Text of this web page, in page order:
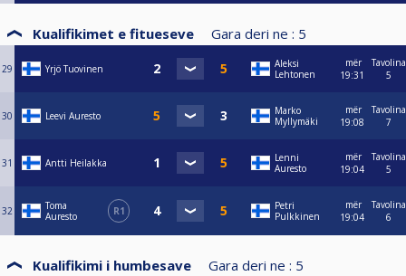
Kualifikimet e fitueseve Gara deri ne : 5
29 Yrjö Tuovinen
Aleksi
Lehtonen
mër
19:31
Tavolina
5
30 Leevi Auresto
Marko
Myllymäki
mër
19:08
Tavolina
7
31 Antti Heilakka
Lenni
Auresto
mër
19:04
Tavolina
5
32
Toma
Auresto
R1
Petri
Pulkkinen
mër
19:04
Tavolina
6
Kualifikimi i humbesave Gara deri ne : 5